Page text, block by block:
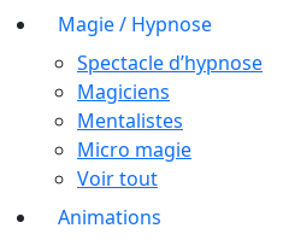
Magie / Hypnose
Spectacle d’hypnose
Magiciens
Mentalistes
Micro magie
Voir tout
Animations